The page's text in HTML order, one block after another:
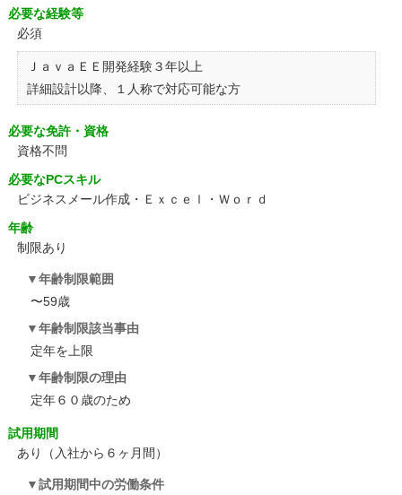
必要な経験等
必須
ＪａｖａＥＥ開発経験３年以上
詳細設計以降、１人称で対応可能な方
必要な免許・資格
資格不問
必要なPCスキル
ビジネスメール作成・Ｅｘｃｅｌ・Ｗｏｒｄ
年齢
制限あり
年齢制限範囲
〜59歳
年齢制限該当事由
定年を上限
年齢制限の理由
定年６０歳のため
試用期間
あり（入社から６ヶ月間）
試用期間中の労働条件